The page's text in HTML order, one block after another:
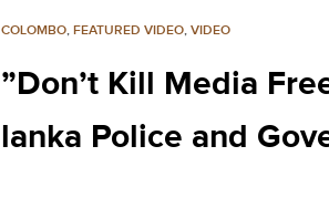
COLOMBO, FEATURED VIDEO, VIDEO
”Don’t Kill Media
lanka Police and